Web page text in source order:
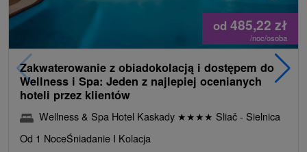
od 485,22 zł
/noc/osoba
Zakwaterowanie z obiadokolacją i dostępem do
Wellness i Spa: Jeden z najlepiej ocenianych
hoteli przez klientów
Wellness & Spa Hotel Kaskady ★★★★ Sliač - Sielnica
Od 1 NoceŚniadanie I Kolacja